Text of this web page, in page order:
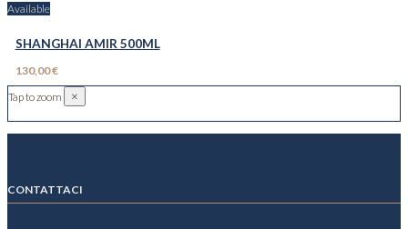
Available
SHANGHAI AMIR 500ML
130,00 €
Tap to zoom
×
CONTATTACI